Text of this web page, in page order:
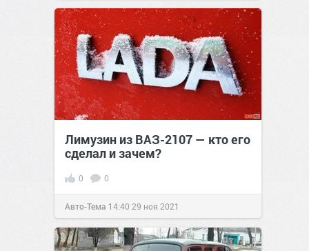
Лимузин из ВАЗ-2107 — кто его
сделал и зачем?
0 0
Авто-Тема 14:40 29 ноя 2021